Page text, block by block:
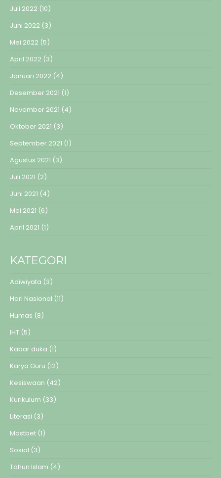
Juli 2022 (10)
Juni 2022 (3)
Mei 2022 (5)
April 2022 (3)
Januari 2022 (4)
Desember 2021 (1)
November 2021 (4)
Oktober 2021 (3)
September 2021 (1)
Agustus 2021 (3)
Juli 2021 (2)
Juni 2021 (4)
Mei 2021 (6)
April 2021 (1)
KATEGORI
Adiwiyata (3)
Hari Nasional (11)
Humas (8)
IHT (5)
Kabar duka (1)
Karya Guru (12)
Kesiswaan (42)
Kurikulum (33)
Literasi (3)
Mostbet (1)
Sosial (3)
Tahun Islam (4)